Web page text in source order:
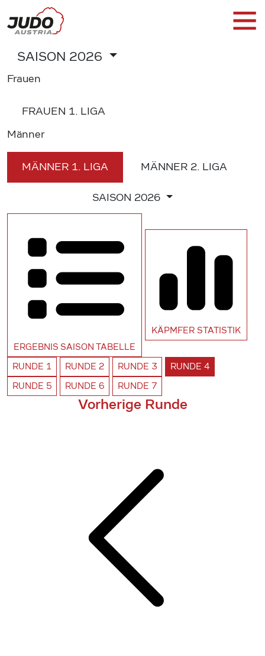
SAISON 2026
Frauen
FRAUEN 1. LIGA
Männer
MÄNNER 1. LIGA MÄNNER 2. LIGA
SAISON 2026
ERGEBNIS SAISON TABELLE
KÄPMFER STATISTIK
RUNDE 1 RUNDE 2 RUNDE 3 RUNDE 4
RUNDE 5 RUNDE 6 RUNDE 7
Vorherige Runde